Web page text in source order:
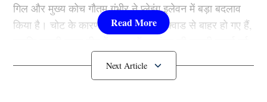
गिल और मुख्य कोच गौतम गंभीर ने प्लेइंग इलेवन में बड़ा बदलाव
किया है। चोट के कारण वॉशिंगटन सुंदर स्क्वाड से बाहर हो गए हैं,